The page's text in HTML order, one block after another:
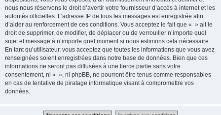
nous nous réservons le droit d’avertir votre fournisseur d’accès à internet et les
autorités officielles. L’adresse IP de tous les messages est enregistrée afin
d’aider au renforcement de ces conditions. Vous acceptez le fait que « » ait le
droit de supprimer, de modifier, de déplacer ou de verrouiller n’importe quel
sujet et message à n’importe quel moment si nous estimons cela nécessaire.
En tant qu’utilisateur, vous acceptez que toutes les informations que vous avez
renseignées soient enregistrées dans notre base de données. Bien que ces
informations ne seront pas diffusées à une tierce partie sans votre
consentement, ni « », ni phpBB, ne pourront être tenus comme responsables
en cas de tentative de piratage informatique visant à compromettre vos
données.